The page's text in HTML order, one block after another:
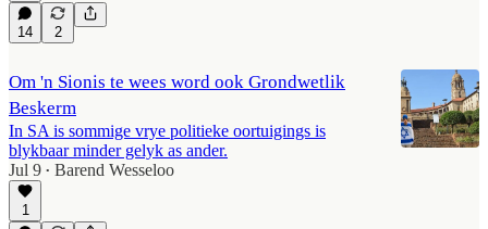
14 2
Om 'n Sionis te wees word ook Grondwetlik
Beskerm
In SA is sommige vrye politieke oortuigings is
blykbaar minder gelyk as ander.
Jul 9 • Barend Wesseloo
1